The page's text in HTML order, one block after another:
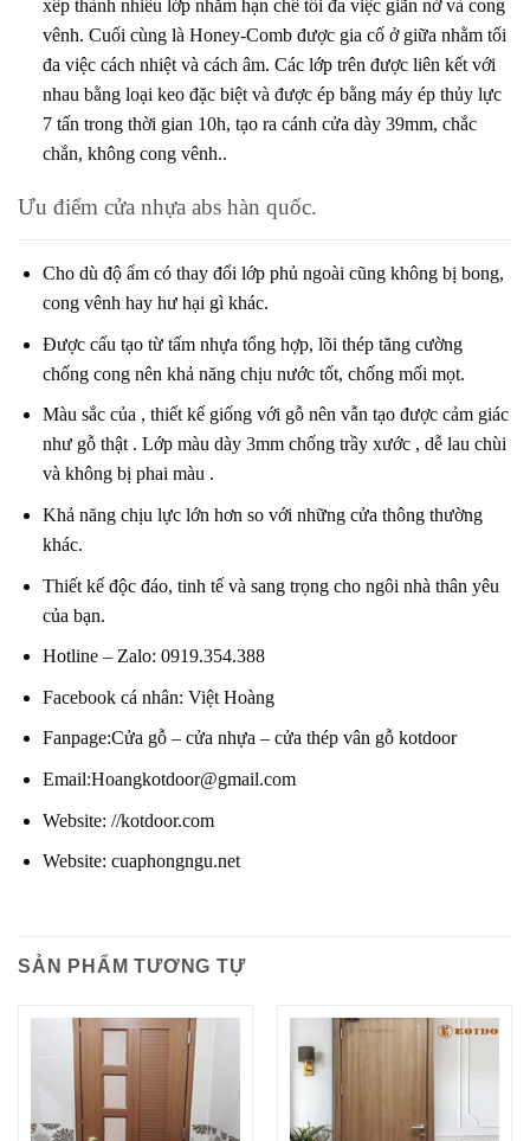
xếp thành nhiều lớp nhằm hạn chế tối đa việc giãn nở và cong
vênh. Cuối cùng là Honey-Comb được gia cố ở giữa nhằm tối
đa việc cách nhiệt và cách âm. Các lớp trên được liên kết với
nhau bằng loại keo đặc biệt và được ép bằng máy ép thủy lực
7 tấn trong thời gian 10h, tạo ra cánh cửa dày 39mm, chắc
chắn, không cong vênh..
Ưu điểm cửa nhựa abs hàn quốc.
Cho dù độ ẩm có thay đổi lớp phủ ngoài cũng không bị bong,
cong vênh hay hư hại gì khác.
Được cấu tạo từ tấm nhựa tổng hợp, lõi thép tăng cường
chống cong nên khả năng chịu nước tốt, chống mối mọt.
Màu sắc của , thiết kế giống với gỗ nên vẫn tạo được cảm giác
như gỗ thật . Lớp màu dày 3mm chống trầy xước , dễ lau chùi
và không bị phai màu .
Khả năng chịu lực lớn hơn so với những cửa thông thường
khác.
Thiết kế độc đáo, tinh tế và sang trọng cho ngôi nhà thân yêu
của bạn.
Hotline – Zalo: 0919.354.388
Facebook cá nhân: Việt Hoàng
Fanpage:Cửa gỗ – cửa nhựa – cửa thép vân gỗ kotdoor
Email:Hoangkotdoor@gmail.com
Website: //kotdoor.com
Website: cuaphongngu.net
SẢN PHẨM TƯƠNG TỰ